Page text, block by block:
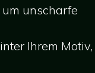
unscharfe
Ihrem Motiv,